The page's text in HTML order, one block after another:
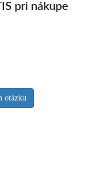
pri nákupe
otázku